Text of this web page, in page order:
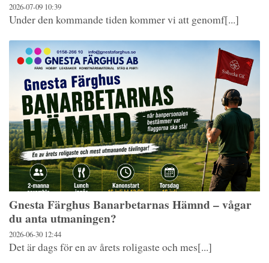
2026-07-09 10:39
Under den kommande tiden kommer vi att genomf[...]
Gnesta Färghus Banarbetarnas Hämnd – vågar
du anta utmaningen?
2026-06-30 12:44
Det är dags för en av årets roligaste och mes[...]